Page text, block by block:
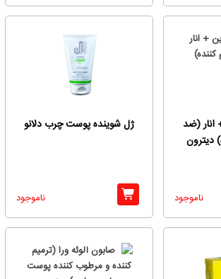
انار (ضد
دیترون
ناموجود
ژل شوینده پوست چرب دلانو
ناموجود